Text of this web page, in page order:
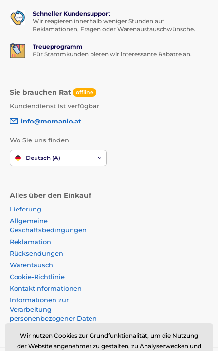
Schneller Kundensupport
Wir reagieren innerhalb weniger Stunden auf
Reklamationen, Fragen oder Warenaustauschwünsche.
Treueprogramm
Für Stammkunden bieten wir interessante Rabatte an.
Sie brauchen Rat offline
Kundendienst ist verfügbar
info@momanio.at
Wo Sie uns finden
Deutsch (A)
Alles über den Einkauf
Lieferung
Allgemeine
Geschäftsbedingungen
Reklamation
Rücksendungen
Warentausch
Cookie-Richtlinie
Kontaktinformationen
Informationen zur
Verarbeitung
personenbezogener Daten
Wir nutzen Cookies zur Grundfunktionalität, um die Nutzung
der Website angenehmer zu gestalten, zu Analysezwecken und